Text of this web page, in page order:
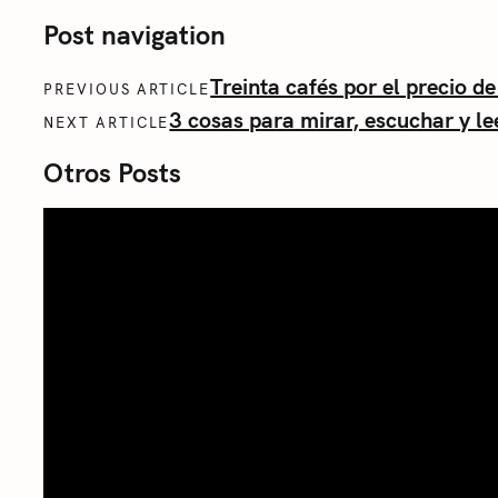
Post navigation
PREVIOUS ARTICLETreinta cafés por el precio
NEXT ARTICLE3 cosas para mirar, escuchar y
Otros Posts